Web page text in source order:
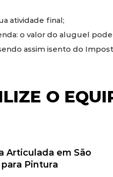
atividade final;
o valor do aluguel
assim isento do
O
Articulada em São
Pintura